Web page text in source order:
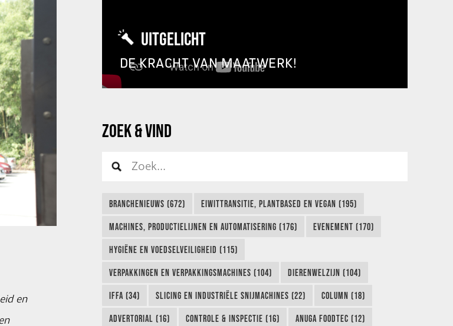
en
UITGELICHT
DE KRACHT VAN MAATWERK!
ZOEK & VIND
BRANCHENIEUWS (672) EIWITTRANSITIE, PLANTBASED EN VEGAN (195)
MACHINES, PRODUCTIELIJNEN EN AUTOMATISERING (176) EVENEMENT (170)
HYGIËNE EN VOEDSELVEILIGHEID (115)
VERPAKKINGEN EN VERPAKKINGSMACHINES (104) DIERENWELZIJN (104)
IFFA (34) SLICING EN INDUSTRIËLE SNIJMACHINES (22) COLUMN (18)
ADVERTORIAL (16) CONTROLE & INSPECTIE (16) ANUGA FOODTEC (12)